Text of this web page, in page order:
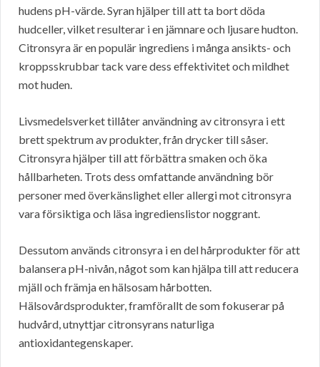
hudens pH-värde. Syran hjälper till att ta bort döda
hudceller, vilket resulterar i en jämnare och ljusare hudton.
Citronsyra är en populär ingrediens i många ansikts- och
kroppsskrubbar tack vare dess effektivitet och mildhet
mot huden.
Livsmedelsverket tillåter användning av citronsyra i ett
brett spektrum av produkter, från drycker till såser.
Citronsyra hjälper till att förbättra smaken och öka
hållbarheten. Trots dess omfattande användning bör
personer med överkänslighet eller allergi mot citronsyra
vara försiktiga och läsa ingredienslistor noggrant.
Dessutom används citronsyra i en del hårprodukter för att
balansera pH-nivån, något som kan hjälpa till att reducera
mjäll och främja en hälsosam hårbotten.
Hälsovårdsprodukter, framförallt de som fokuserar på
hudvård, utnyttjar citronsyrans naturliga
antioxidantegenskaper.